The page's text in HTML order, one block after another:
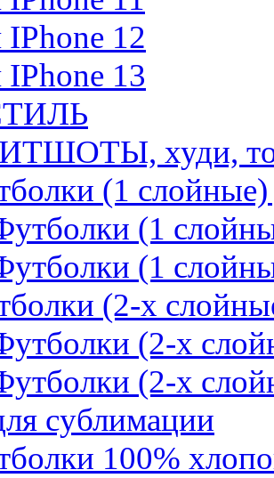
IPhone 12
IPhone 13
худи,
(1
(1
(1
(2-х
(2-х
(2-х
сублимации
100%